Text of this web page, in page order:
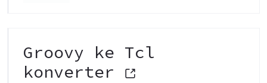
Groovy ke Tcl
konverter